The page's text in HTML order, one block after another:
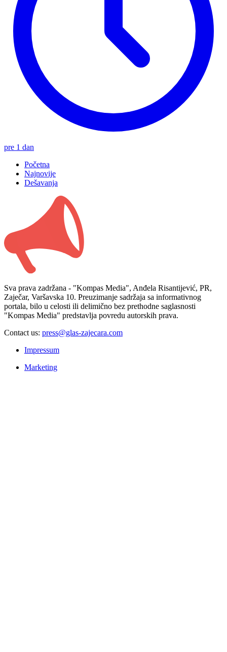
pre 1 dan
Početna
Najnovije
Dešavanja
Sva prava zadržana - "Kompas Media", Anđela Risantijević, PR,
Zaječar, Varšavska 10. Preuzimanje sadržaja sa informativnog
portala, bilo u celosti ili delimično bez prethodne saglasnosti
"Kompas Media" predstavlja povredu autorskih prava.
Contact us: press@glas-zajecara.com
Impressum
Marketing